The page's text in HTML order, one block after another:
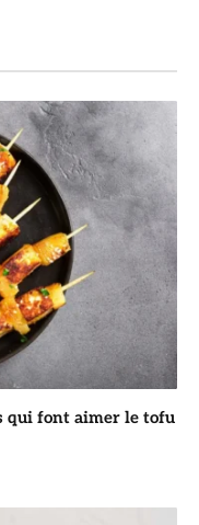
qui font aimer le tofu